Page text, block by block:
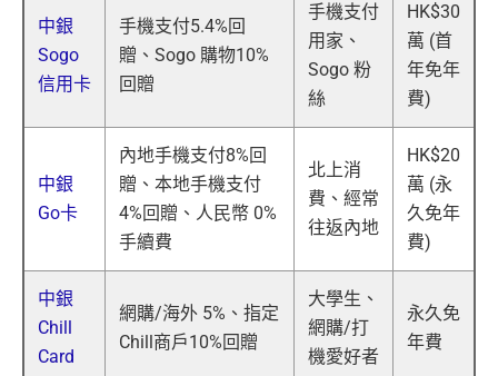
中銀
Sogo
信用卡
手機支付5.4%回
贈、Sogo 購物10%
回贈
手機支付
用家、
Sogo 粉
絲
HK$30
萬 (首
年免年
費)
中銀
Go卡
內地手機支付8%回
贈、本地手機支付
4%回贈、人民幣 0%
手續費
北上消
費、經常
往返內地
HK$20
萬 (永
久免年
費)
中銀
Chill
Card
網購/海外 5%、指定
Chill商戶10%回贈
大學生、
網購/打
機愛好者
永久免
年費